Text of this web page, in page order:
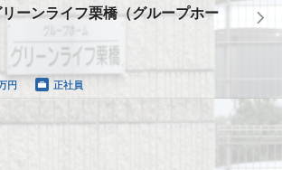
ーンライフ栗橋（グループホー
円 正社員